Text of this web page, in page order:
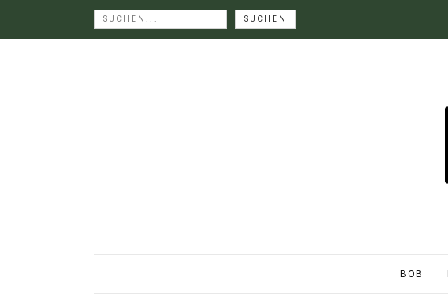
BOB